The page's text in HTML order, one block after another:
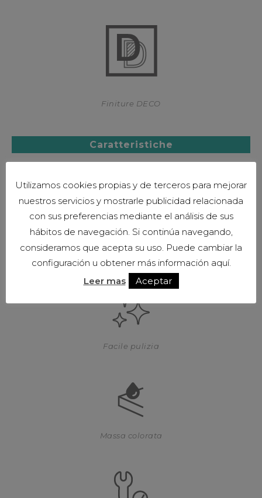
Finiture DECO
Caratteristiche
Facile pulizia
Massa colorata
Utilizamos cookies propias y de terceros para mejorar
nuestros servicios y mostrarle publicidad relacionada
con sus preferencias mediante el análisis de sus
hábitos de navegación. Si continúa navegando,
consideramos que acepta su uso. Puede cambiar la
configuración u obtener más información aquí.
Leer mas
Aceptar